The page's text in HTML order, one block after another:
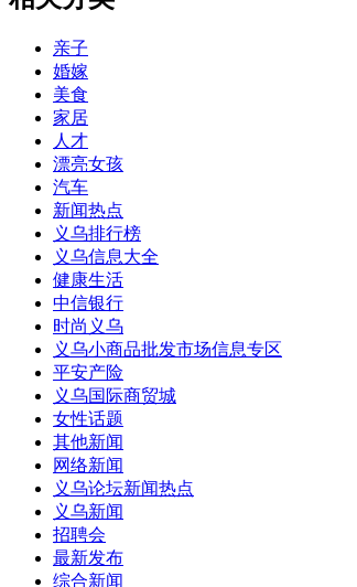
亲子
婚嫁
美食
家居
人才
漂亮女孩
汽车
新闻热点
义乌排行榜
义乌信息大全
健康生活
中信银行
时尚义乌
义乌小商品批发市场信息专区
平安产险
义乌国际商贸城
女性话题
其他新闻
网络新闻
义乌论坛新闻热点
义乌新闻
招聘会
最新发布
综合新闻